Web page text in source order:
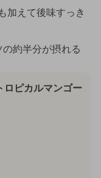
加えて後味すっき
約半分が摂れる
ロピカルマンゴー